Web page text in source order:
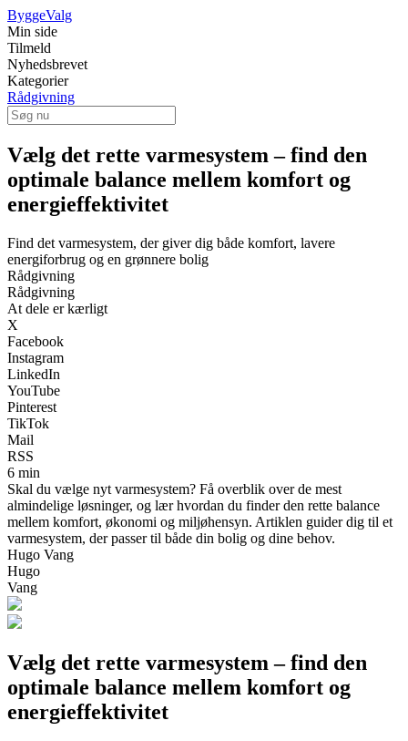
ByggeValg
Min side
Tilmeld
Nyhedsbrevet
Kategorier
Rådgivning
Vælg det rette varmesystem – find den
optimale balance mellem komfort og
energieffektivitet
Find det varmesystem, der giver dig både komfort, lavere
energiforbrug og en grønnere bolig
Rådgivning
Rådgivning
At dele er kærligt
X
Facebook
Instagram
LinkedIn
YouTube
Pinterest
TikTok
Mail
RSS
6 min
Skal du vælge nyt varmesystem? Få overblik over de mest
almindelige løsninger, og lær hvordan du finder den rette balance
mellem komfort, økonomi og miljøhensyn. Artiklen guider dig til et
varmesystem, der passer til både din bolig og dine behov.
Hugo Vang
Hugo
Vang
Vælg det rette varmesystem – find den
optimale balance mellem komfort og
energieffektivitet